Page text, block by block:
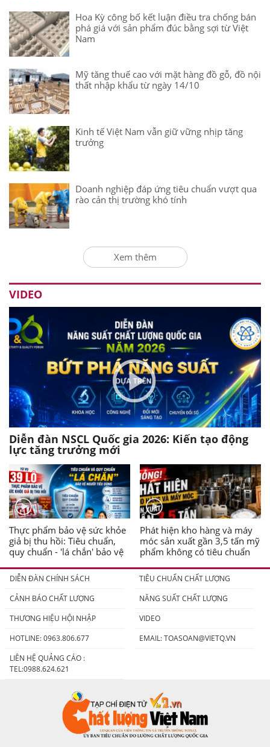
Hoa Kỳ công bố kết luận điều tra chống bán
phá giá với sản phẩm đúc bằng sợi từ Việt
Nam
Mỹ tăng thuế cao với mặt hàng đồ gỗ, đồ nội
thất nhập khẩu từ ngày 14/10
Kinh tế Việt Nam vẫn giữ vững nhịp tăng
trưởng
Doanh nghiệp đáp ứng tiêu chuẩn vượt qua
rào cản thị trường khó tính
Xem thêm
VIDEO
Diễn đàn NSCL Quốc gia 2026: Kiến tạo động
lực tăng trưởng mới
Thực phẩm bảo vệ sức khỏe
giả bị thu hồi: Tiêu chuẩn,
quy chuẩn - 'lá chắn' bảo vệ
Phát hiện kho hàng và máy
móc sản xuất gần 3,5 tấn mỹ
phẩm không có tiêu chuẩn
DIỄN ĐÀN CHÍNH SÁCH
TIÊU CHUẨN CHẤT LƯỢNG
CẢNH BÁO CHẤT LƯỢNG
NĂNG SUẤT CHẤT LƯỢNG
THƯƠNG HIỆU HỘI NHẬP
VIDEO
HOTLINE: 0963.806.677
EMAIL:TOASOAN@VIETQ.VN
LIÊN HỆ QUẢNG CÁO :
TEL:0988.624.621